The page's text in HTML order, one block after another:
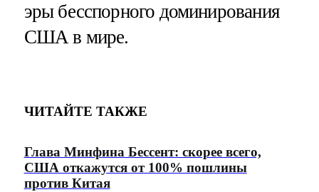
эры бесспорного доминирования
США в мире.
ЧИТАЙТЕ ТАКЖЕ
Глава Минфина Бессент: скорее всего,
США откажутся от 100% пошлины
против Китая